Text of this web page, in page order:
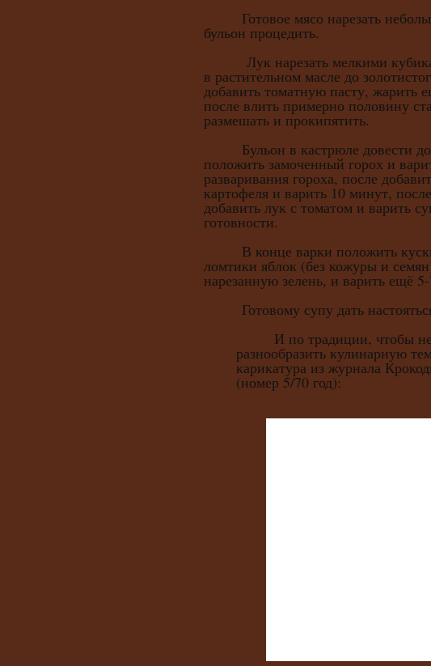
Готовое мясо нарезать
бульон процедить.
Лук нарезать мелкими
в растительном масле до
добавить томатную пасту, жарить
после влить примерно половину
размешать и прокипятить.
Бульон в кастрюле довести до
положить замоченный горох и
разваривания гороха, после
картофеля и варить 10 минут,
добавить лук с томатом и варить
готовности.
В конце варки положить
ломтики яблок (без кожуры и
нарезанную зелень, и варить ещё
Готовому супу дать
И по традиции, чтобы
разнообразить кулинарную
карикатура из журнала
(номер 5/70 год):